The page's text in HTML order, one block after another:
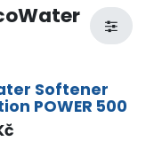
Softener
POWER 500